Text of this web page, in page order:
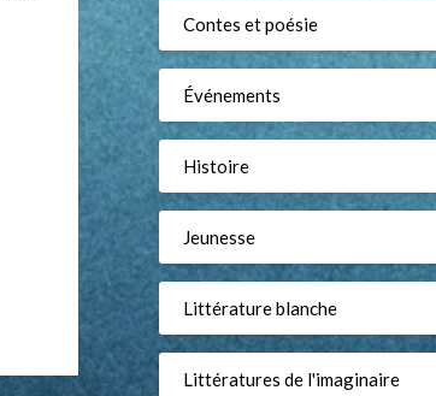
Contes et poésie
Événements
Histoire
Jeunesse
Littérature blanche
Littératures de l'imaginaire